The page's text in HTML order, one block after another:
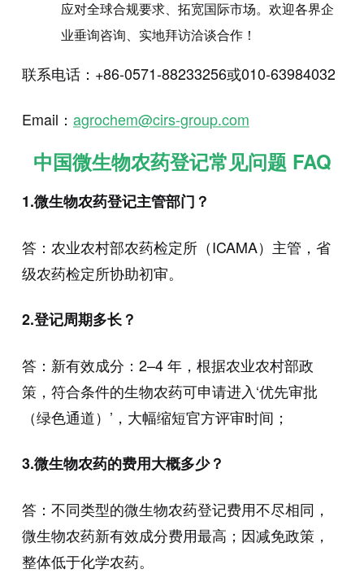
应对全球合规要求、拓宽国际市场。欢迎各界企
业垂询咨询、实地拜访洽谈合作！
联系电话：+86-0571-88233256或010-63984032
Email： agrochem@cirs-group.com
中国微生物农药登记常见问题FAQ
1.微生物农药登记主管部门？
答：农业农村部农药检定所（ICAMA）主管，省
级农药检定所协助初审。
2.登记周期多长？
答：新有效成分： 2–4年，根据农业农村部政
策，符合条件的生物农药可申请进入‘优先审批
（绿色通道）’，大幅缩短官方评审时间；
3.微生物农药的费用大概多少？
答：不同类型的微生物农药登记费用不尽相同，
微生物农药新有效成分费用最高；因减免政策，
整体低于化学农药。